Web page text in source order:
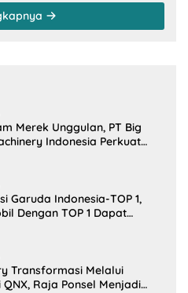
Kementerian PU-RI
Merek Unggulan, PT Big
Indonesia Perkuat
Garuda Indonesia-TOP 1,
Dengan TOP 1 Dapat
Transformasi Melalui
Raja Ponsel Menjadi